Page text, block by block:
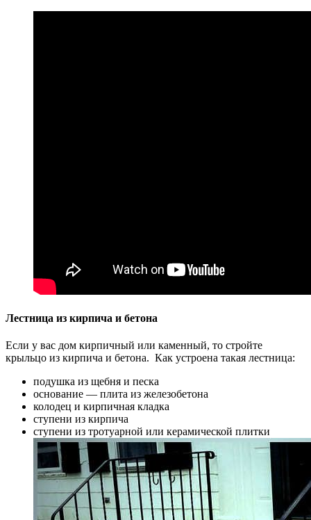
Лестница из кирпича и бетона
Если у вас дом кирпичный или каменный, то стройте
крыльцо из кирпича и бетона. Как устроена такая лестница:
подушка из щебня и песка
основание — плита из железобетона
колодец и кирпичная кладка
ступени из кирпича
ступени из тротуарной или керамической плитки